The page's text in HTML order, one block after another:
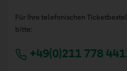
Für Ihre telefonischen
bitte:
+49(0)211 778